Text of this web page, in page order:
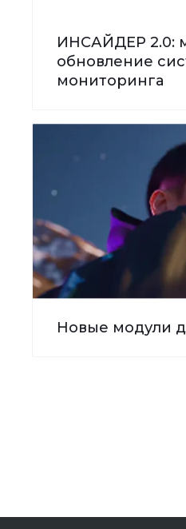
ИНСАЙДЕР 2.0:
обновление
мониторинга
Новые модули